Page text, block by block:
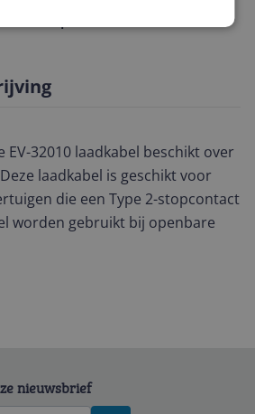
EV-32010 laadkabel beschikt over
laadkabel is geschikt voor
die een Type 2-stopcontact
worden gebruikt bij openbare
nieuwsbrief